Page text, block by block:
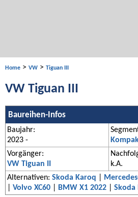
Home > VW > Tiguan III
VW Tiguan III
Baureihen-Infos
Baujahr:
2023 -
Vorgänger:
VW Tiguan II
k.A.
Alternativen: Skoda Karoq
Volvo XC60 BMW X1 2022 Skoda